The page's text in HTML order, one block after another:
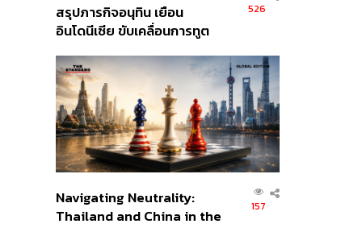
สรุปภารกิจอนุทิน เยือน
อินโดนีเซีย ขับเคลื่อนการทูต
ส่วนยุทธศาสตร์ไทย –
อินโดนีเซีย
526
Navigating Neutrality:
Thailand and China in the
157